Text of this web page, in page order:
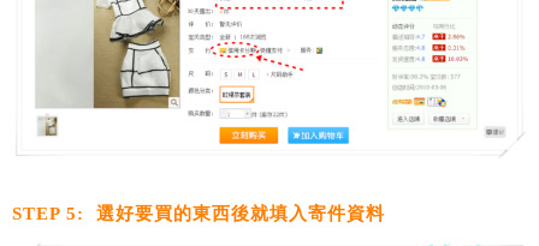
STEP 5: 選好要買的東西後就填入寄件資料